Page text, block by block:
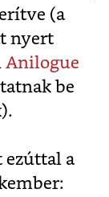
(a
nyert
Anilogue
be
ezúttal a